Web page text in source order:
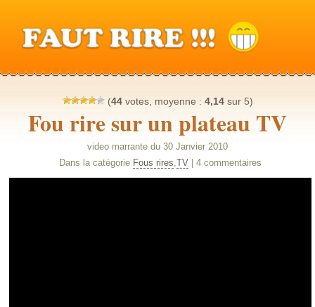
(44votes, moyenne : 4,14sur 5)
Fou rire sur un plateau TV
video marrante du 30 Janvier 2010
Dans la catégorie Fous rires,TV | 4 commentaires